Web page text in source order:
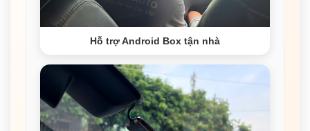
Hỗ trợ Android Box tận nhà